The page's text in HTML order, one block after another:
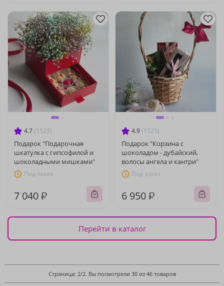
4.7 (1523)
Подарок "Подарочная
шкатулка с гипсофилой и
шоколадными мишками"
Под заказ
7 040 ₽
4.9 (1525)
Подарок "Корзина с
шоколадом - дубайский,
волосы ангела и кантри"
Под заказ
6 950 ₽
Перейти в каталог
Страница: 2/2. Вы посмотрели 30 из 46 товаров